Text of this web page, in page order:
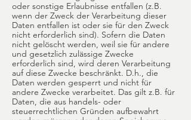
oder sonstige Erlaubnisse entfallen (z.B.
wenn der Zweck der Verarbeitung dieser
Daten entfallen ist oder sie für den Zweck
nicht erforderlich sind). Sofern die Daten
nicht gelöscht werden, weil sie für andere
und gesetzlich zulässige Zwecke
erforderlich sind, wird deren Verarbeitung
auf diese Zwecke beschränkt. D.h., die
Daten werden gesperrt und nicht für
andere Zwecke verarbeitet. Das gilt z.B. für
Daten, die aus handels- oder
steuerrechtlichen Gründen aufbewahrt